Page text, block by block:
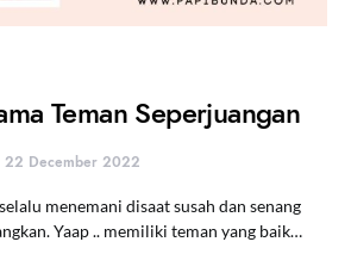
Teman Seperjuangan
22 December 2022
menemani disaat susah dan senang
Yaap .. memiliki teman yang baik…